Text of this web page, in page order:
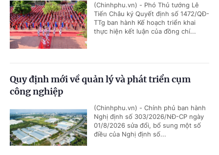
(Chinhphu.vn) - Phó Thủ tướng Lê
Tiến Châu ký Quyết định số 1472/QĐ-
TTg ban hành Kế hoạch triển khai
thực hiện kết luận của đồng chí...
Quy định mới về quản lý và phát triển cụm
công nghiệp
(Chinhphu.vn) - Chính phủ ban hành
Nghị định số 303/2026/NĐ-CP ngày
01/8/2026 sửa đổi, bổ sung một số
điều của Nghị định số...